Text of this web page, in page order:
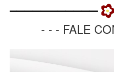
- - - FALE